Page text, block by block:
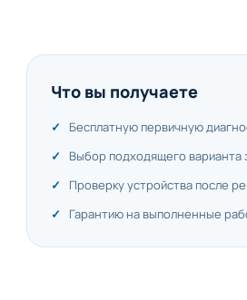
Что вы получаете
Бесплатную первичную
Выбор подходящего варианта
Проверку устройства после
Гарантию на выполненные